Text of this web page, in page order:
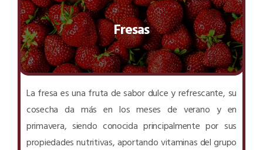
Fresas
La fresa es una fruta de sabor dulce y refrescante, su
cosecha da más en los meses de verano y en
primavera, siendo conocida principalmente por sus
propiedades nutritivas, aportando vitaminas del grupo